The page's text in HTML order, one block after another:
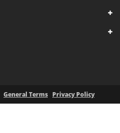
General Terms Privacy Policy